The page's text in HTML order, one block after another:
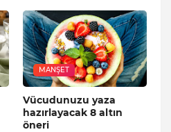
MANŞET
Vücudunuzu yaza
hazırlayacak 8 altın
öneri